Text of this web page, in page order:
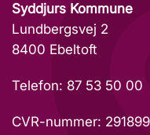
Syddjurs Kommune
Lundbergsvej 2
8400 Ebeltoft
Telefon: 87 53 50 00
CVR-nummer: